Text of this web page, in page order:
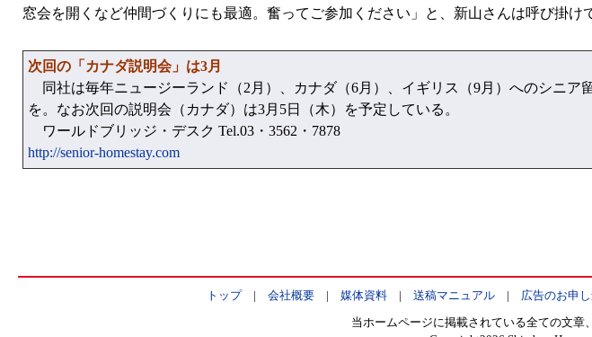
窓会を開くなど仲間づくりにも最適。奮ってご参加ください」と、新山さんは呼び掛け
次回の「カナダ説明会」は3月
同社は毎年ニュージーランド（2月）、カナダ（6月）、イギリス（9月）へのシニア
を。なお次回の説明会（カナダ）は3月5日（木）を予定している。
ワールドブリッジ・デスク Tel.03・3562・7878
http://senior-homestay.com
トップ| 会社概要| 媒体資料| 送稿マニュアル| 広告のお申
当ホームページに掲載されている全ての文章